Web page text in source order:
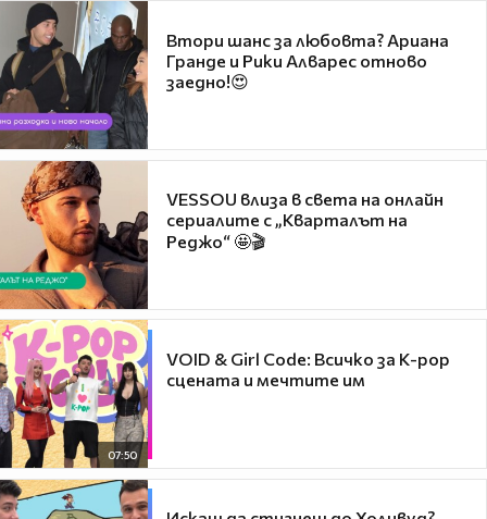
Втори шанс за любовта? Ариана
Гранде и Рики Алварес отново
заедно!😍
VESSOU влиза в света на онлайн
сериалите с „Кварталът на
Реджо“ 🤩🎬
07:50
VOID & Girl Code: Всичко за K-pop
сцената и мечтите им